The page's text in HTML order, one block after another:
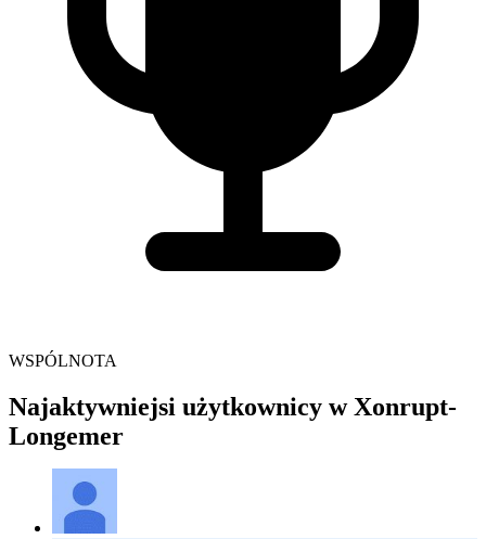
WSPÓLNOTA
Najaktywniejsi użytkownicy w Xonrupt-
Longemer